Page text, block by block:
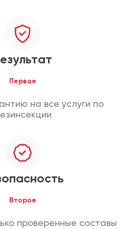
Первое
на все услуги по
Второе
проверенные составы